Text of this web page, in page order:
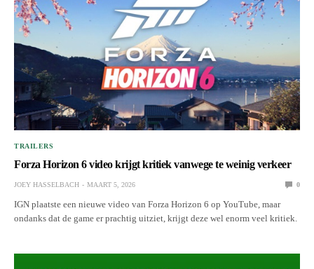
TRAILERS
Forza Horizon 6 video krijgt kritiek vanwege te weinig verkeer
JOEY HASSELBACH MAART 5, 2026 0
IGN plaatste een nieuwe video van Forza Horizon 6 op YouTube, maar
ondanks dat de game er prachtig uitziet, krijgt deze wel enorm veel kritiek.